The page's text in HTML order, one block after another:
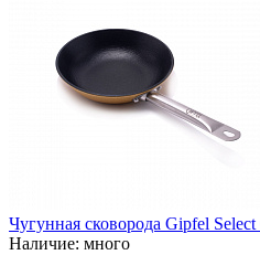
Чугунная сковорода Gipfel
Наличие: много